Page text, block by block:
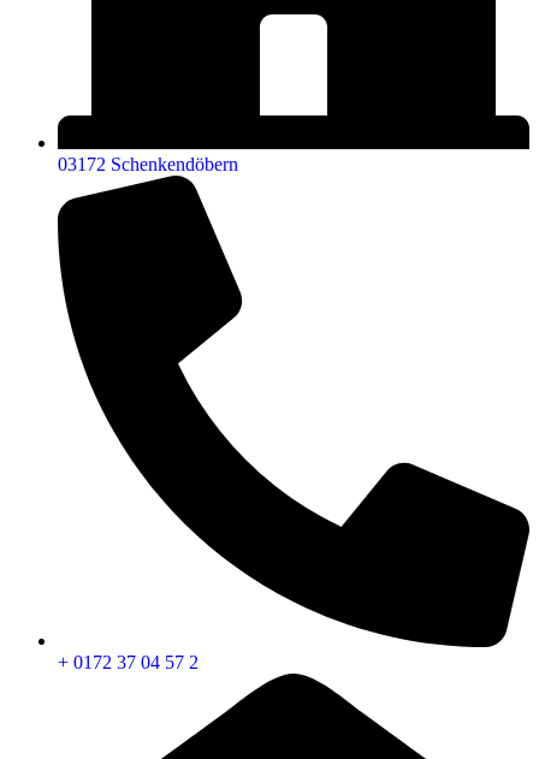
03172 Schenkendöbern
+ 0172 37 04 57 2